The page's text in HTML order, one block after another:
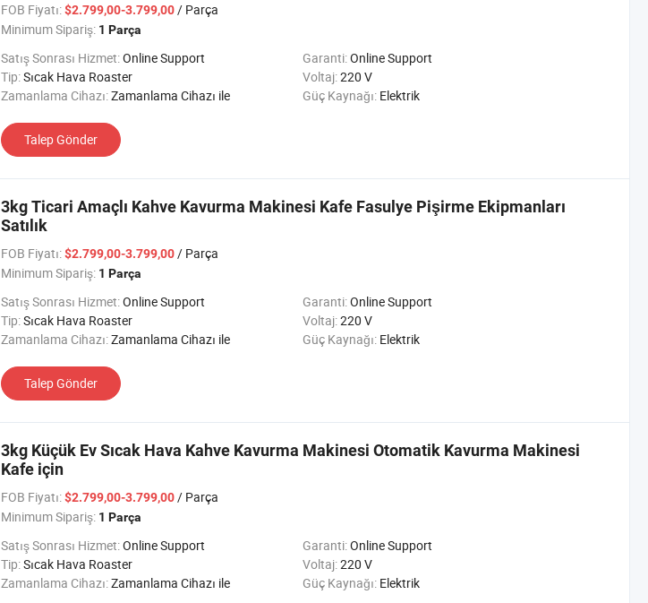
FOB Fiyatı:$2.799,00-3.799,00/ Parça
Minimum Sipariş: 1 Parça
Satış Sonrası Hizmet:Online Support Garanti:Online Support
Tip:Sıcak Hava Roaster Voltaj:220 V
Zamanlama Cihazı:Zamanlama Cihazı ile Güç Kaynağı: Elektrik
Talep Gönder
3kg Ticari Amaçlı Kahve Kavurma Makinesi Kafe Fasulye Pişirme Ekipmanları
Satılık
FOB Fiyatı:$2.799,00-3.799,00/ Parça
Minimum Sipariş: 1 Parça
Satış Sonrası Hizmet:Online Support Garanti:Online Support
Tip:Sıcak Hava Roaster Voltaj:220 V
Zamanlama Cihazı:Zamanlama Cihazı ile Güç Kaynağı: Elektrik
Talep Gönder
3kg Küçük Ev Sıcak Hava Kahve Kavurma Makinesi Otomatik Kavurma Makinesi
Kafe için
FOB Fiyatı:$2.799,00-3.799,00/ Parça
Minimum Sipariş: 1 Parça
Satış Sonrası Hizmet:Online Support Garanti:Online Support
Tip:Sıcak Hava Roaster Voltaj:220 V
Zamanlama Cihazı:Zamanlama Cihazı ile Güç Kaynağı: Elektrik